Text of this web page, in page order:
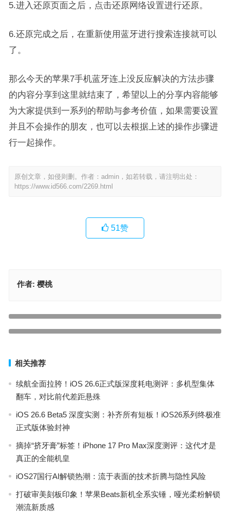
5.进入还原页面之后，点击还原网络设置进行还原。
6.还原完成之后，在重新使用蓝牙进行搜索连接就可以
了。
那么今天的苹果7手机蓝牙连上没反应解决的方法步骤
的内容分享到这里就结束了，希望以上的分享内容能够
为大家提供到一系列的帮助与参考价值，如果需要设置
并且不会操作的朋友，也可以去根据上述的操作步骤进
行一起操作。
原创文章，如侵则删。作者：admin，如若转载，请注明出处：
https://www.id566.com/2269.html
51赞
作者: 樱桃
相关推荐
续航全面拉胯！iOS 26.6正式版深度耗电测评：多机型集体
翻车，对比前代差距悬殊
iOS 26.6 Beta5 深度实测：补齐所有短板！iOS26系列终极准
正式版体验封神
摘掉“挤牙膏”标签！iPhone 17 Pro Max深度测评：这代才是
真正的全能机皇
iOS27国行AI解锁热潮：流于表面的技术折腾与隐性风险
打破审美刻板印象！苹果Beats新机全系实锤，哑光柔粉解锁
潮流新质感